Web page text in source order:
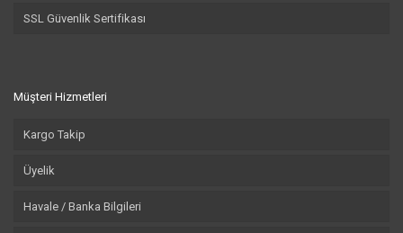
SSL Güvenlik Sertifikası
Müşteri Hizmetleri
Kargo Takip
Üyelik
Havale / Banka Bilgileri